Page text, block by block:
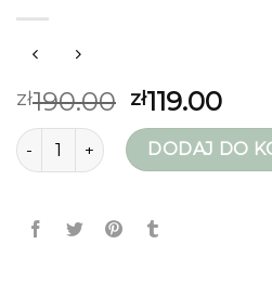
zł190.00 zł119.00
ilość torebka sportowa damska
DODAJ DO